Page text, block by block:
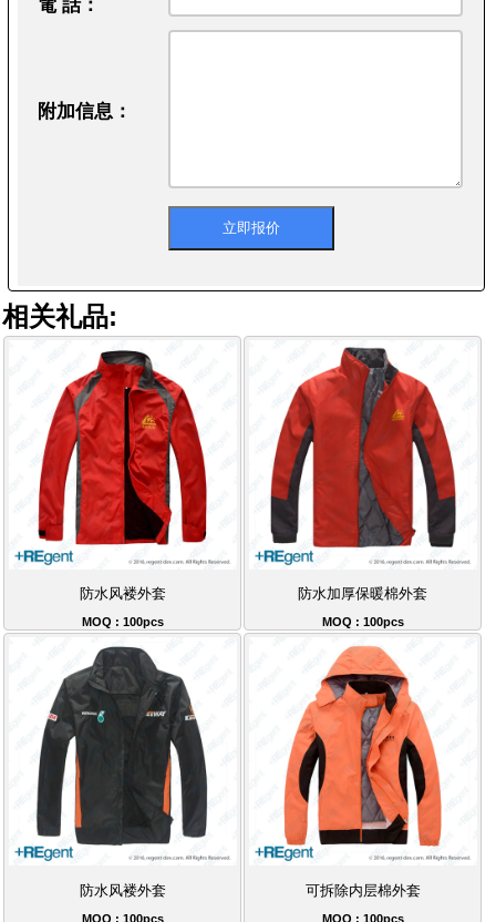
電 話：
附加信息：
相关礼品:
防水风褛外套
MOQ : 100pcs
防水加厚保暖棉外套
MOQ : 100pcs
防水风褛外套
MOQ : 100pcs
可拆除内层棉外套
MOQ : 100pcs